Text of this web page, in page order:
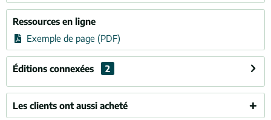
Ressources en ligne
Exemple de page (PDF)
Éditions connexées 2
Les clients ont aussi acheté